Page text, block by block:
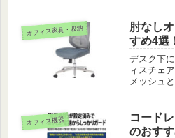
す。
オフィス家具・収納
肘なし
すめ4選
デスク下
ィスチェ
メッシュ
でまとめ
オフィス機器
コード
のおす